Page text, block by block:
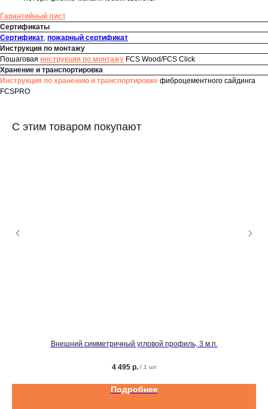
Гарантийный лист
Сертификаты
Сертификат, пожарный сертификат
Инструкция по монтажу
Пошаговая инструкция по монтажу FCS Wood/FCS Click
Хранение и транспортировка
Инструкция по хранению и транспортировке фиброцементного сайдинга
FCSPRO
С этим товаром покупают
Внешний симметричный угловой профиль, 3 м.п.
4 495 р. / 1 шт
Подробнее